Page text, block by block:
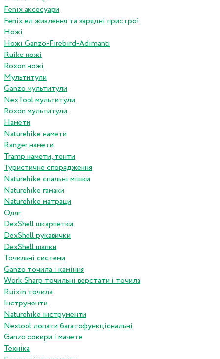
Fenix аксесуари
Fenix ел живлення та зарядні пристрої
Ножі
Ножі Ganzo-Firebird-Adimanti
Ruike ножі
Roxon ножi
Мультитули
Ganzo мультитули
NexTool мультитули
Roxon мультитули
Намети
Naturehike намети
Ranger намети
Tramp намети, тенти
Туристичне спорядження
Naturehike спальні мішки
Naturehike гамаки
Naturehike матраци
Одяг
DexShell шкарпетки
DexShell рукавички
DexShell шапки
Точильні системи
Ganzo точила і каміння
Work Sharp точильні верстати і точила
Ruixin точила
Інструменти
Naturehike інструменти
Nextool лопати багатофункціональні
Ganzo сокири і мачете
Техніка